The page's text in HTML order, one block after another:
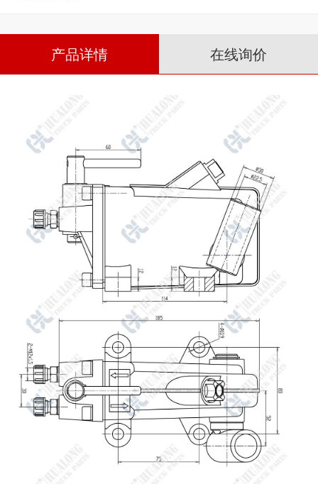
产品详情 在线询价